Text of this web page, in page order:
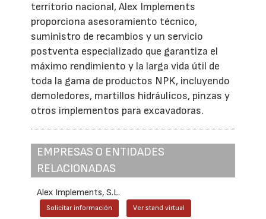
territorio nacional, Alex Implements
proporciona asesoramiento técnico,
suministro de recambios y un servicio
postventa especializado que garantiza el
máximo rendimiento y la larga vida útil de
toda la gama de productos NPK, incluyendo
demoledores, martillos hidráulicos, pinzas y
otros implementos para excavadoras.
EMPRESAS O ENTIDADES
RELACIONADAS
Alex Implements, S.L.
Solicitar información Ver stand virtual